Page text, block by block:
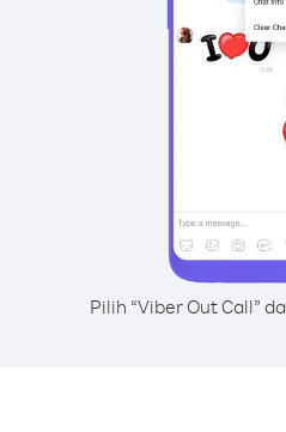
Pilih “Viber Out Call”